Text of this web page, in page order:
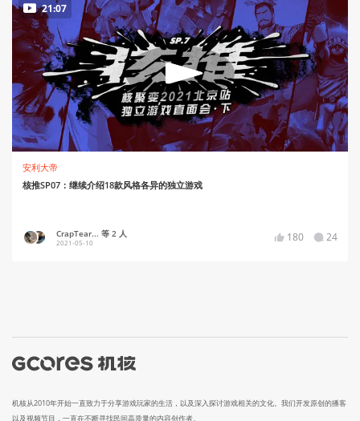
21:07
安利大帝
核推SP07：继续介绍18款风格各异的独立游戏
CrapTear... 等 2 人
2021-05-10 180 24
机核从2010年开始一直致力于分享游戏玩家的生活，以及深入探讨游戏相关的文化。我们开发原创的播客
以及视频节目，一直在不断寻找民间高质量的内容创作者。